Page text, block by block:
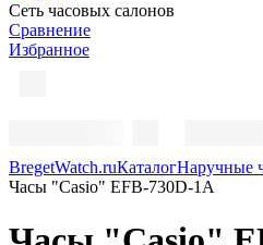
Cеть часовых салонов
Сравнение
Избранное
BregetWatch.ruКаталогНаручные
Часы "Casio" EFB-730D-1A